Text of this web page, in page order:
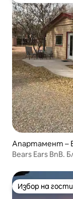
Апартамент –
Избор на
Избор на